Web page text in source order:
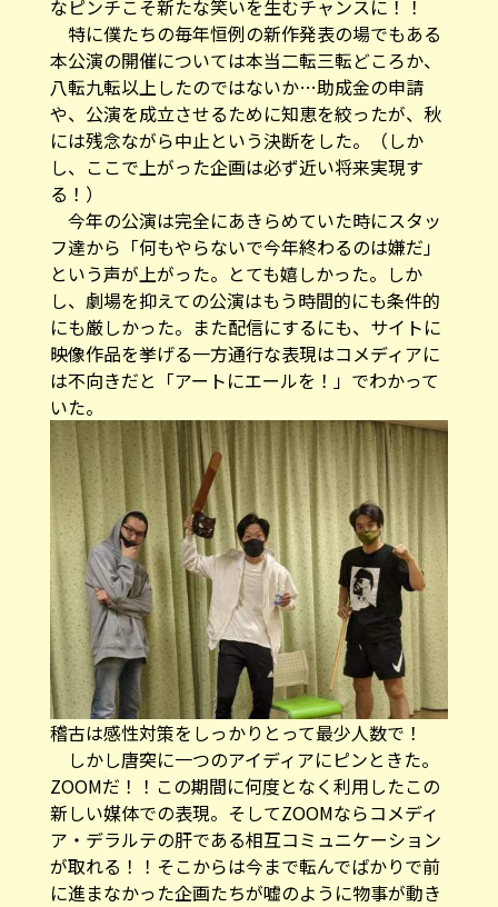
なピンチこそ新たな笑いを生むチャンスに！！
特に僕たちの毎年恒例の新作発表の場でもある
本公演の開催については本当二転三転どころか、
八転九転以上したのではないか…助成金の申請
や、公演を成立させるために知恵を絞ったが、秋
には残念ながら中止という決断をした。（しか
し、ここで上がった企画は必ず近い将来実現す
る！）
今年の公演は完全にあきらめていた時にスタッ
フ達から「何もやらないで今年終わるのは嫌だ」
という声が上がった。とても嬉しかった。しか
し、劇場を抑えての公演はもう時間的にも条件的
にも厳しかった。また配信にするにも、サイトに
映像作品を挙げる一方通行な表現はコメディアに
は不向きだと「アートにエールを！」でわかって
いた。
稽古は感性対策をしっかりとって最少人数で！
しかし唐突に一つのアイディアにピンときた。
ZOOMだ！！この期間に何度となく利用したこの
新しい媒体での表現。そしてZOOMならコメディ
ア・デラルテの肝である相互コミュニケーション
が取れる！！そこからは今まで転んでばかりで前
に進まなかった企画たちが嘘のように物事が動き